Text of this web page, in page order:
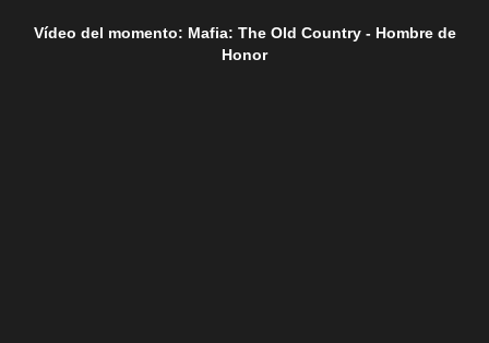
Vídeo del momento: Mafia: The Old Country - Hombre de
Honor